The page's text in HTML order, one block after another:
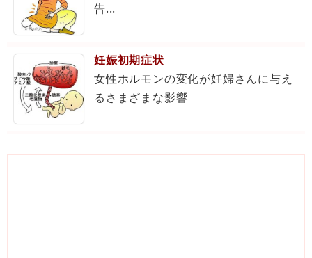
告...
妊娠初期症状
女性ホルモンの変化が妊婦さんに与え
るさまざまな影響